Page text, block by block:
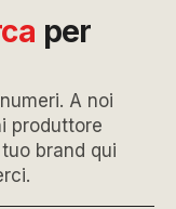
per
A noi
produttore
brand qui